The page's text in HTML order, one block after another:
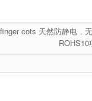
cots 天然防静电，